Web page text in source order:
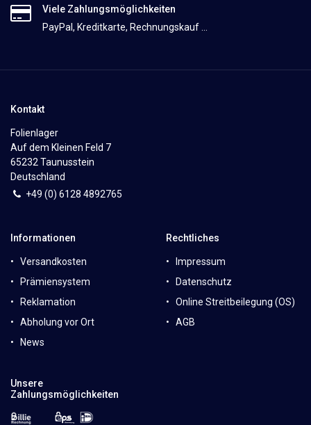
Viele Zahlungsmöglichkeiten
PayPal, Kreditkarte, Rechnungskauf ...
Kontakt
Folienlager
Auf dem Kleinen Feld 7
65232 Taunusstein
Deutschland
+49 (0) 6128 4892765
Informationen
Versandkosten
Prämiensystem
Reklamation
Abholung vor Ort
News
Rechtliches
Impressum
Datenschutz
Online Streitbeilegung (OS)
AGB
Unsere
Zahlungsmöglichkeiten